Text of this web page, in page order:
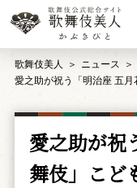
歌舞伎美人
ニュース
愛之助が祝う「明治座 五
愛之助が祝
舞伎」こど